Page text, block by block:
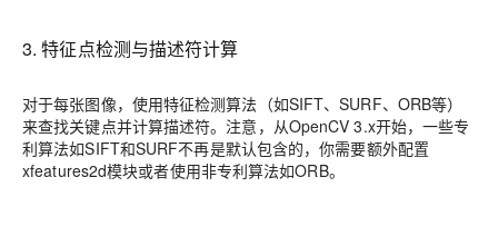
3. 特征点检测与描述符计算
对于每张图像，使用特征检测算法（如SIFT、SURF、ORB等）
来查找关键点并计算描述符。注意，从OpenCV 3.x开始，一些专
利算法如SIFT和SURF不再是默认包含的，你需要额外配置
xfeatures2d模块或者使用非专利算法如ORB。